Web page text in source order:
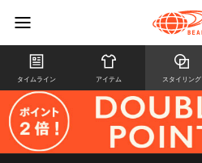
タイムライン アイテム スタイリング